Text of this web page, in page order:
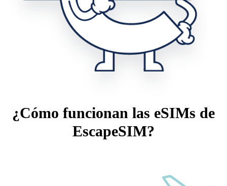
¿Cómo funcionan las eSIMs de
EscapeSIM?